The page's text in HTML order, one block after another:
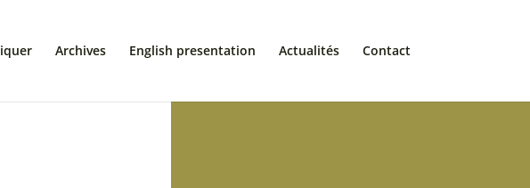
Archives English presentation Actualités Contact